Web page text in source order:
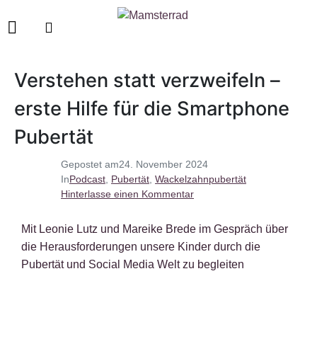
Gepostet am24. November 2024
InPodcast Pubertät Wackelzahnpubertät
Hinterlasse einen Kommentar
Verstehen statt verzweifeln –
erste Hilfe für die Smartphone
Pubertät
Mit Leonie Lutz und Mareike Brede im Gespräch über
die Herausforderungen unsere Kinder durch die
Pubertät und Social Media Welt zu begleiten